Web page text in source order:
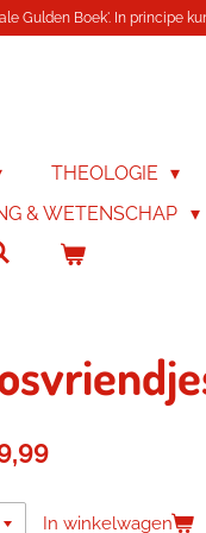
Gulden Boek'. In principe
THEOLOGIE
& WETENSCHAP
In winkelwagen